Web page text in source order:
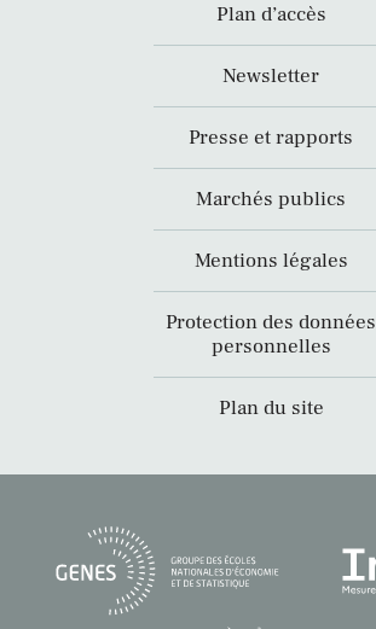
Plan d’accès
Newsletter
Presse et rapports
Marchés publics
Mentions légales
Protection des données
personnelles
Plan du site